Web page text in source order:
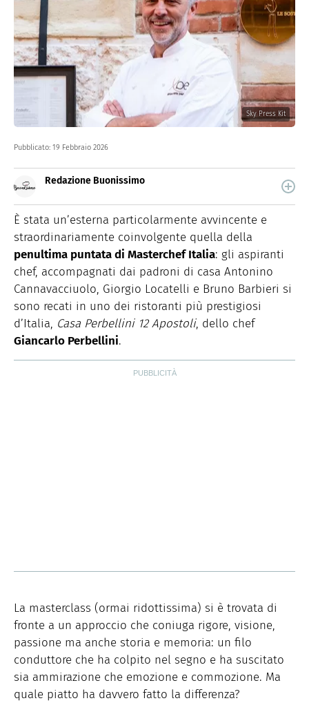
Sky Press Kit
Pubblicato: 19 Febbraio 2026
Redazione Buonissimo
quale trovi idee veloci, facili e spiegate passo passo.
È stata un’esterna particolarmente avvincente e
straordinariamente coinvolgente quella della
penultima puntata di Masterchef Italia: gli aspiranti
chef, accompagnati dai padroni di casa Antonino
Cannavacciuolo, Giorgio Locatelli e Bruno Barbieri si
sono recati in uno dei ristoranti più prestigiosi
d’Italia, Casa Perbellini 12 Apostoli, dello chef
Giancarlo Perbellini.
La masterclass (ormai ridottissima) si è trovata di
fronte a un approccio che coniuga rigore, visione,
passione ma anche storia e memoria: un filo
conduttore che ha colpito nel segno e ha suscitato
sia ammirazione che emozione e commozione. Ma
quale piatto ha davvero fatto la differenza?